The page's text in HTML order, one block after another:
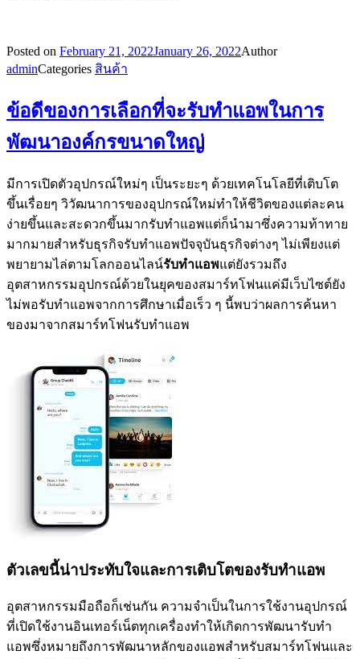
Posted on February 21, 2022January 26, 2022Author
adminCategories สินค้า
ข้อดีของการเลือกที่จะรับทำแอพในการ
พัฒนาองค์กรขนาดใหญ่
มีการเปิดตัวอุปกรณ์ใหม่ๆ เป็นระยะๆ ด้วยเทคโนโลยีที่เติบโต
ขึ้นเรื่อยๆ วิวัฒนาการของอุปกรณ์ใหม่ทำให้ชีวิตของแต่ละคน
ง่ายขึ้นและสะดวกขึ้นมากรับทำแอพแต่ก็นำมาซึ่งความท้าทาย
มากมายสำหรับธุรกิจรับทำแอพปัจจุบันธุรกิจต่างๆ ไม่เพียงแต่
พยายามไล่ตามโลกออนไลน์รับทำแอพแต่ยังรวมถึง
อุตสาหกรรมอุปกรณ์ด้วยในยุคของสมาร์ทโฟนแค่มีเว็บไซต์ยัง
ไม่พอรับทำแอพจากการศึกษาเมื่อเร็ว ๆ นี้พบว่าผลการค้นหา
ของมาจากสมาร์ทโฟนรับทำแอพ
ตัวเลขนี้น่าประทับใจและการเติบโตของรับทำแอพ
อุตสาหกรรมมือถือก็เช่นกัน ความจำเป็นในการใช้งานอุปกรณ์
ที่เปิดใช้งานอินเทอร์เน็ตทุกเครื่องทำให้เกิดการพัฒนารับทำ
แอพซึ่งหมายถึงการพัฒนาหลักของแอพสำหรับสมาร์ทโฟนและ